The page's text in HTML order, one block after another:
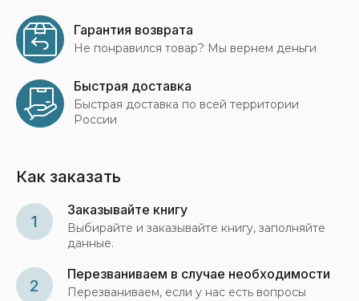
Гарантия возврата
Не понравился товар? Мы вернем деньги
Быстрая доставка
Быстрая доставка по всей территории
России
Как заказать
1
Заказывайте книгу
Выбирайте и заказывайте книгу, заполняйте
данные.
2
Перезваниваем в случае необходимости
Перезваниваем, если у нас есть вопросы